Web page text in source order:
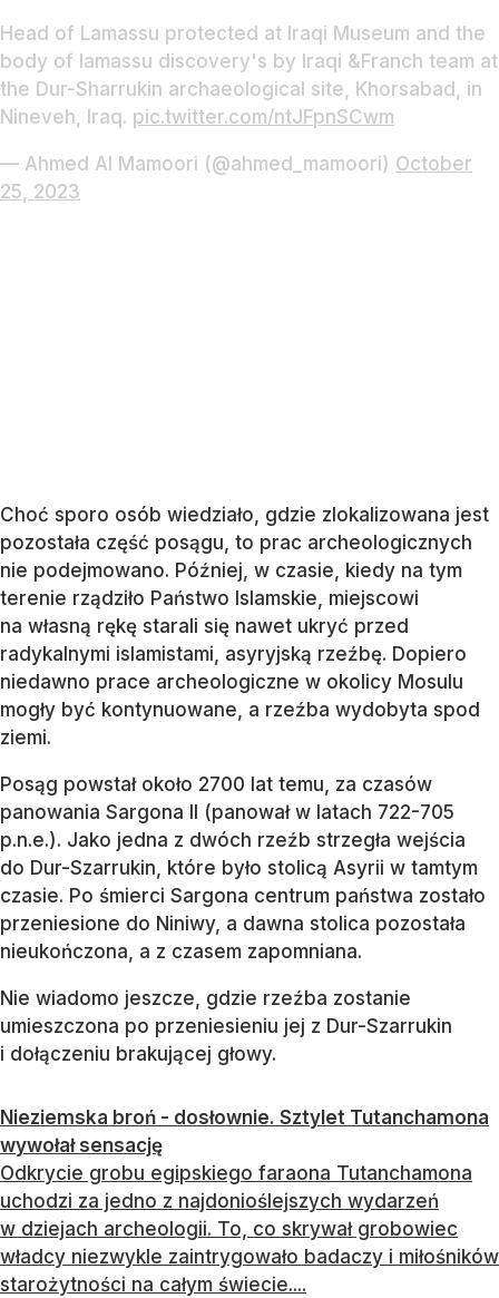
Head of Lamassu protected at Iraqi Museum and the
body of lamassu discovery's by Iraqi &Franch team at
the Dur-Sharrukin archaeological site, Khorsabad, in
Nineveh, Iraq. pic.twitter.com/ntJFpnSCwm
— Ahmed Al Mamoori (@ahmed_mamoori) October
25, 2023
Choć sporo osób wiedziało, gdzie zlokalizowana jest
pozostała część posągu, to prac archeologicznych
nie podejmowano. Później, w czasie, kiedy na tym
terenie rządziło Państwo Islamskie, miejscowi
na własną rękę starali się nawet ukryć przed
radykalnymi islamistami, asyryjską rzeźbę. Dopiero
niedawno prace archeologiczne w okolicy Mosulu
mogły być kontynuowane, a rzeźba wydobyta spod
ziemi.
Posąg powstał około 2700 lat temu, za czasów
panowania Sargona II (panował w latach 722-705
p.n.e.). Jako jedna z dwóch rzeźb strzegła wejścia
do Dur-Szarrukin, które było stolicą Asyrii w tamtym
czasie. Po śmierci Sargona centrum państwa zostało
przeniesione do Niniwy, a dawna stolica pozostała
nieukończona, a z czasem zapomniana.
Nie wiadomo jeszcze, gdzie rzeźba zostanie
umieszczona po przeniesieniu jej z Dur-Szarrukin
i dołączeniu brakującej głowy.
Nieziemska broń - dosłownie. Sztylet Tutanchamona
wywołał sensację
Odkrycie grobu egipskiego faraona Tutanchamona
uchodzi za jedno z najdonioślejszych wydarzeń
w dziejach archeologii. To, co skrywał grobowiec
władcy niezwykle zaintrygowało badaczy i miłośników
starożytności na całym świecie....